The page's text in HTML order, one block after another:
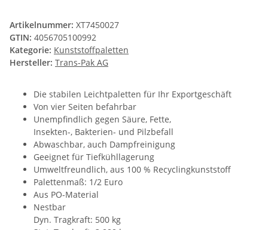
Artikelnummer: XT7450027
GTIN: 4056705100992
Kategorie: Kunststoffpaletten
Hersteller: Trans-Pak AG
Die stabilen Leichtpaletten für Ihr Exportgeschäft
Von vier Seiten befahrbar
Unempfindlich gegen Säure, Fette,
Insekten-, Bakterien- und Pilzbefall
Abwaschbar, auch Dampfreinigung
Geeignet für Tiefkühllagerung
Umweltfreundlich, aus 100 % Recyclingkunststoff
Palettenmaß: 1/2 Euro
Aus PO-Material
Nestbar
Dyn. Tragkraft: 500 kg